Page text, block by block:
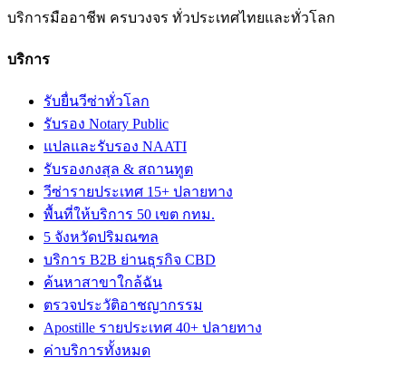
บริการมืออาชีพ ครบวงจร ทั่วประเทศไทยและทั่วโลก
บริการ
รับยื่นวีซ่าทั่วโลก
รับรอง Notary Public
แปลและรับรอง NAATI
รับรองกงสุล & สถานทูต
วีซ่ารายประเทศ 15+ ปลายทาง
พื้นที่ให้บริการ 50 เขต กทม.
5 จังหวัดปริมณฑล
บริการ B2B ย่านธุรกิจ CBD
ค้นหาสาขาใกล้ฉัน
ตรวจประวัติอาชญากรรม
Apostille รายประเทศ 40+ ปลายทาง
ค่าบริการทั้งหมด